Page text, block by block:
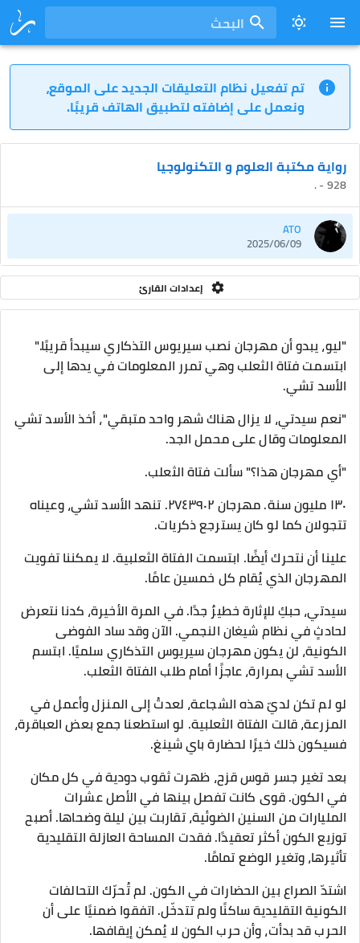
البحث
تم تفعيل نظام التعليقات الجديد على الموقع،
ونعمل على إضافته لتطبيق الهاتف قريبًا.
رواية مكتبة العلوم و التكنولوجيا
928 - .
ATO
2025/06/09
إعدادات القارئ
"ليو، يبدو أن مهرجان نصب سيريوس التذكاري سيبدأ قريبًا."
ابتسمت فتاة الثعلب وهي تمرر المعلومات في يدها إلى
الأسد تشي.
"نعم سيدتي، لا يزال هناك شهر واحد متبقي"، أخذ الأسد تشي
المعلومات وقال على محمل الجد.
"أي مهرجان هذا؟" سألت فتاة الثعلب.
١٣٠ مليون سنة. مهرجان ٢٧٤٣٩٠٢. تنهد الأسد تشي، وعيناه
تتجولان كما لو كان يسترجع ذكريات.
علينا أن نتحرك أيضًا. ابتسمت الفتاة الثعلبية. لا يمكننا تفويت
المهرجان الذي يُقام كل خمسين عامًا.
سيدتي، حبكِ للإثارة خطيرٌ جدًا. في المرة الأخيرة، كدنا نتعرض
لحادثٍ في نظام شيغان النجمي. الآن وقد ساد الفوضى
الكونية، لن يكون مهرجان سيريوس التذكاري سلميًا. ابتسم
الأسد تشي بمرارة، عاجزًا أمام طلب الفتاة الثعلب.
لو لم تكن لديّ هذه الشجاعة، لعدتُ إلى المنزل وأعمل في
المزرعة، قالت الفتاة الثعلبية. لو استطعنا جمع بعض العباقرة،
فسيكون ذلك خيرًا لحضارة باي شينغ.
بعد تغير جسر قوس قزح، ظهرت ثقوب دودية في كل مكان
في الكون. قوى كانت تفصل بينها في الأصل عشرات
المليارات من السنين الضوئية، تقاربت بين ليلة وضحاها. أصبح
توزيع الكون أكثر تعقيدًا. فقدت المساحة العازلة التقليدية
تأثيرها، وتغير الوضع تمامًا.
اشتدّ الصراع بين الحضارات في الكون. لم تُحرّك التحالفات
الكونية التقليدية ساكنًا ولم تتدخّل. اتفقوا ضمنيًا على أن
الحرب قد بدأت، وأن حرب الكون لا يُمكن إيقافها.